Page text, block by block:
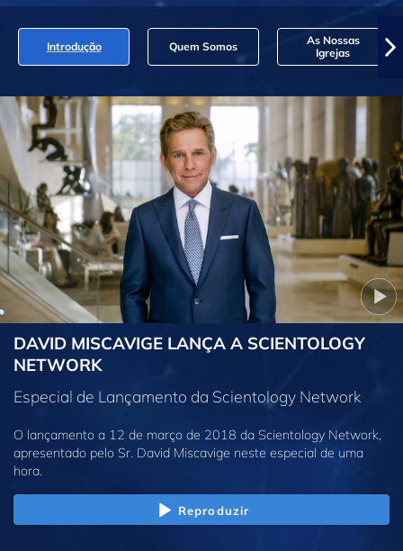
Introdução Quem Somos
As Nossas
Igrejas
DAVID MISCAVIGE LANÇA A SCIENTOLOGY
NETWORK
Especial de Lançamento da Scientology Network
O lançamento a 12 de março de 2018 da Scientology Network,
apresentado pelo Sr. David Miscavige neste especial de uma
hora.
Reproduzir